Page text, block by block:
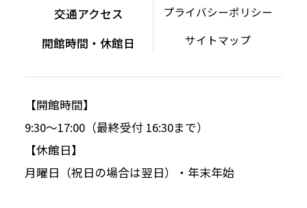
交通アクセス
開館時間・休館日
プライバシーポリシー
サイトマップ
【開館時間】
9:30～17:00（最終受付 16:30まで）
【休館日】
月曜日（祝日の場合は翌日）・年末年始